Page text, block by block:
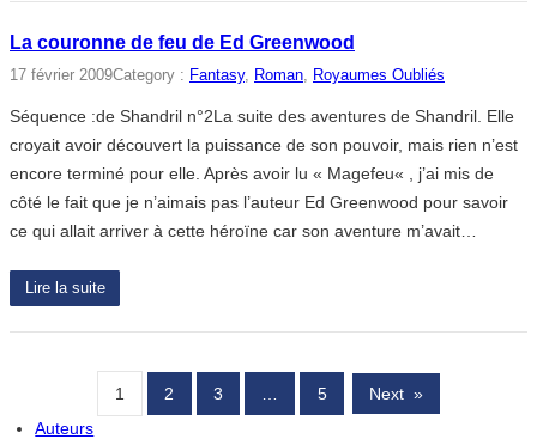
La couronne de feu de Ed Greenwood
17 février 2009Category : Fantasy, Roman, Royaumes Oubliés
Séquence :de Shandril n°2La suite des aventures de Shandril. Elle
croyait avoir découvert la puissance de son pouvoir, mais rien n’est
encore terminé pour elle. Après avoir lu « Magefeu« , j’ai mis de
côté le fait que je n’aimais pas l’auteur Ed Greenwood pour savoir
ce qui allait arriver à cette héroïne car son aventure m’avait…
Lire la suite
1 2 3 5 Next »
Auteurs